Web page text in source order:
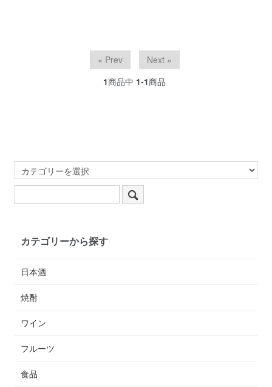
« Prev
Next »
1商品中 1-1商品
カテゴリーから探す
日本酒
焼酎
ワイン
フルーツ
食品